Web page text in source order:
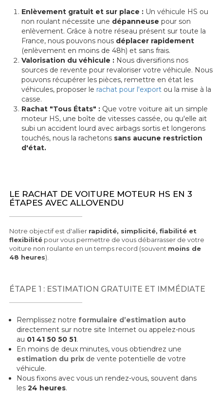
Enlèvement gratuit et sur place : Un véhicule HS ou
non roulant nécessite une dépanneuse pour son
enlèvement. Grâce à notre réseau présent sur toute la
France, nous pouvons nous déplacer rapidement
(enlèvement en moins de 48h) et sans frais.
Valorisation du véhicule : Nous diversifions nos
sources de revente pour revaloriser votre véhicule. Nous
pouvons récupérer les pièces, remettre en état les
véhicules, proposer le rachat pour l'export ou la mise à la
casse.
Rachat "Tous États" : Que votre voiture ait un simple
moteur HS, une boîte de vitesses cassée, ou qu'elle ait
subi un accident lourd avec airbags sortis et longerons
touchés, nous la rachetons sans aucune restriction
d'état.
LE RACHAT DE VOITURE MOTEUR HS EN 3
ÉTAPES AVEC ALLOVENDU
Notre objectif est d'allier rapidité, simplicité, fiabilité et
flexibilité pour vous permettre de vous débarrasser de votre
voiture non roulante en un temps record (souvent moins de
48 heures).
ÉTAPE 1 : ESTIMATION GRATUITE ET IMMÉDIATE
Remplissez notreformulaire d’estimation auto
directement sur notre site Internet ou appelez-nous
au 01 41 50 50 51.
En moins de deux minutes, vous obtiendrez une
estimation du prix de vente potentielle de votre
véhicule.
Nous fixons avec vous un rendez-vous, souvent dans
les24 heures.